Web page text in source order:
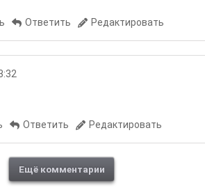
Ответить Редактировать
Ответить Редактировать
Ещё комментарии